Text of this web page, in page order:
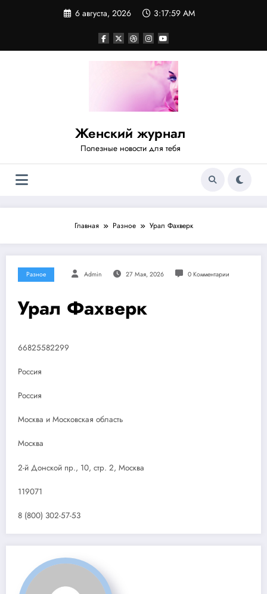
6 августа, 2026 3:17:59 AM
Женский журнал
Полезные новости для тебя
Главная Разное Урал Фахверк
Разное Admin 27 Мая, 2026 0 Комментарии
Урал Фахверк
66825582299
Россия
Россия
Москва и Московская область
Москва
2-й Донской пр., 10, стр. 2, Москва
119071
8 (800) 302-57-53